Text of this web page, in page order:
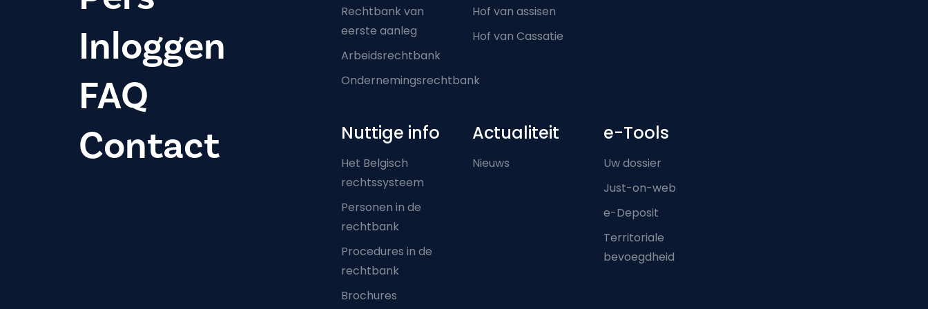
Inloggen
FAQ
Contact
Rechtbank van
eerste aanleg
Arbeidsrechtbank
Ondernemingsrechtbank
Hof van assisen
Hof van Cassatie
Nuttige info
Het Belgisch
rechtssysteem
Personen in de
rechtbank
Procedures in de
rechtbank
Brochures
Actualiteit
Nieuws
e-Tools
Uw dossier
Just-on-web
e-Deposit
Territoriale
bevoegdheid